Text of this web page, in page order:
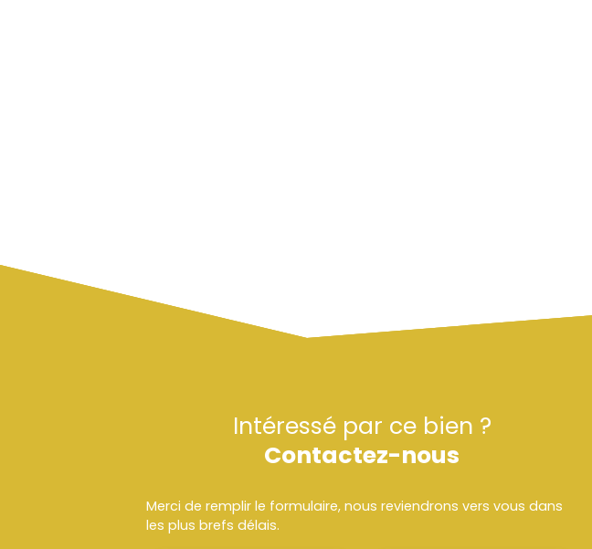
Intéressé par ce bien ?
Contactez-nous
Merci de remplir le formulaire, nous reviendrons vers vous dans
les plus brefs délais.